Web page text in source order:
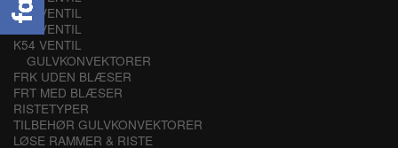
K32 VENTIL
K43 VENTIL
K54 VENTIL
GULVKONVEKTORER
FRK UDEN BLÆSER
FRT MED BLÆSER
RISTETYPER
TILBEHØR GULVKONVEKTORER
LØSE RAMMER & RISTE